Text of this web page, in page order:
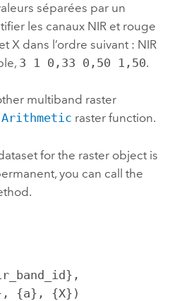
séparées par un
les canaux NIR et rouge
X dans l’ordre suivant : NIR
3 1 0,33 0,50 1,50.
multiband raster
Arithmetic raster function.
for the raster object is
you can call the
{a}, {X})